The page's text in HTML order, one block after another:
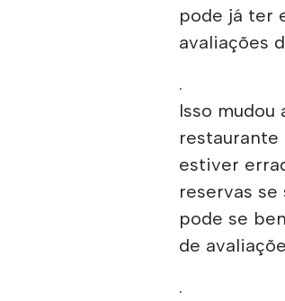
pode já ter
avaliações
.
Isso
estiver
reservas
pode se
de
.